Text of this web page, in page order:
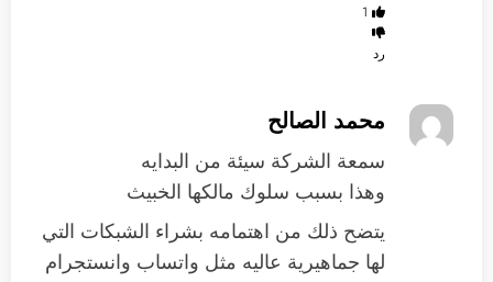
1
رد
محمد الصالح
سمعة الشركة سيئة من البدايه
وهذا بسبب سلوك مالكها الخبيث
يتضح ذلك من اهتمامه بشراء الشبكات التي
لها جماهيرية عاليه مثل واتساب وانستجرام